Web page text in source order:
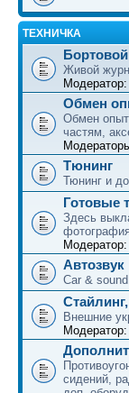
ТЕХНИЧКА
Живой
Модератор:
Обмен
Обмен
частям,
Тюнинг
Тюнинг и
Готовые
Здесь
Модератор:
Автозвук
Car & sound
Внешние
Модератор:
сидений,